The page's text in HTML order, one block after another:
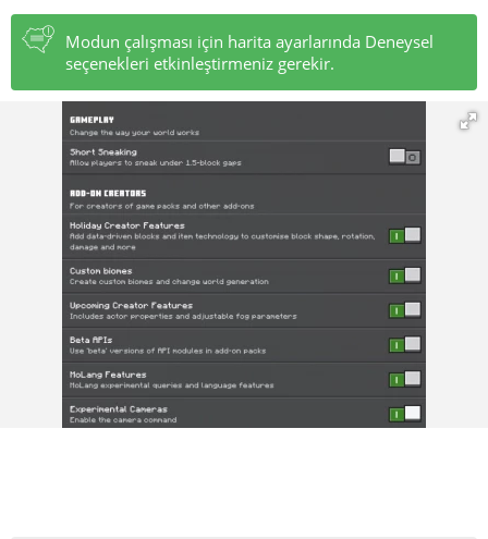
Modun çalışması için harita ayarlarında Deneysel
seçenekleri etkinleştirmeniz gerekir.